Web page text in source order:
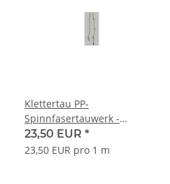
Klettertau PP-
Spinnfasertauwerk -
hanffarben - Ø 20 mm, alle
50cm einen Knoten
23,50 EUR *
23,50 EUR pro 1 m